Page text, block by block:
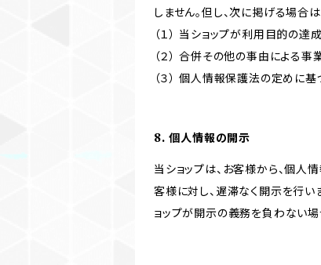
しません。但し、次に掲げる場
（１） 当ショップが利用目的の
（２） 合併その他の事由による
（３） 個人情報保護法の定めに
8. 個人情報の開示
当ショップは、お客様から、個
客様に対し、遅滞なく開示を行い
ョップが開示の義務を負わない場